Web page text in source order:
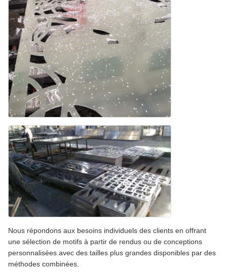
Nous répondons aux besoins individuels des clients en offrant
une sélection de motifs à partir de rendus ou de conceptions
personnalisées.avec des tailles plus grandes disponibles par des
méthodes combinées.